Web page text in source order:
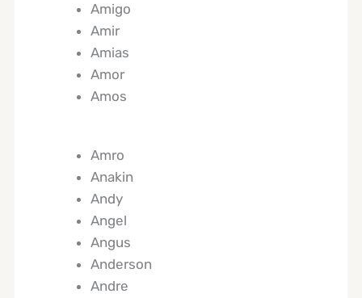
Amigo
Amir
Amias
Amor
Amos
Amro
Anakin
Andy
Angel
Angus
Anderson
Andre